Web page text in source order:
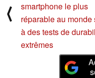
⟨
smartphone le plus
réparable au monde
à des tests de
extrêmes